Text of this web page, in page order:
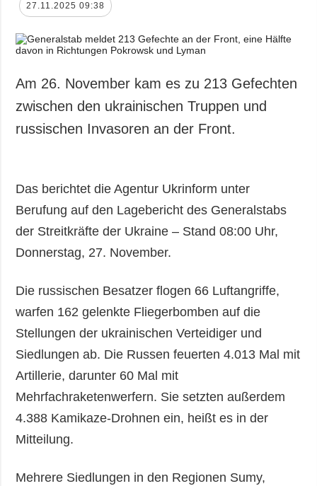
27.11.2025 09:38
Am 26. November kam es zu 213 Gefechten
zwischen den ukrainischen Truppen und
russischen Invasoren an der Front.
Das berichtet die Agentur Ukrinform unter
Berufung auf den Lagebericht des Generalstabs
der Streitkräfte der Ukraine – Stand 08:00 Uhr,
Donnerstag, 27. November.
Die russischen Besatzer flogen 66 Luftangriffe,
warfen 162 gelenkte Fliegerbomben auf die
Stellungen der ukrainischen Verteidiger und
Siedlungen ab. Die Russen feuerten 4.013 Mal mit
Artillerie, darunter 60 Mal mit
Mehrfachraketenwerfern. Sie setzten außerdem
4.388 Kamikaze-Drohnen ein, heißt es in der
Mitteilung.
Mehrere Siedlungen in den Regionen Sumy,